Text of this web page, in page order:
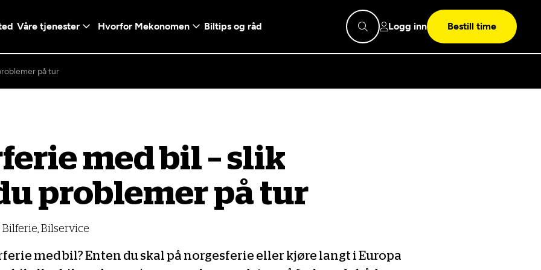
Våre tjenester
- Vanlig bil
Diagnose/Feilsøking
Hvorfor Mekonomen
valg
og fabrikkgaranti
Biltips og råd Logg inn Bestill time
konto ved å klikke på
Telefonnummer
Norway
+47
+47
på tur
med bil – slik
problemer på tur
Bilferie, Bilservice
med bil? Enten du skal på norgesferie eller kjøre langt i Europa